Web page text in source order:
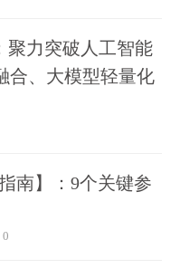
聚力突破人工智能
合、大模型轻量化
南】：9个关键参
0